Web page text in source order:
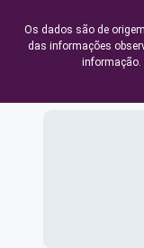
Os dados são de
das informações
informação.